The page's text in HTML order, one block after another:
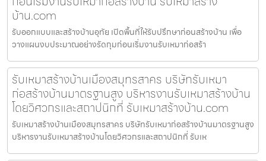
บ้าน.com
รับออกแบบและสร้างบ้านอุทัย เปิดพื้นที่ให้รับปรึกษาก่อนสร้างบ้าน เพื่อ
วางแผนงบประมาณอย่างรัดกุมก่อนเริ่มงานรับเหมาก่อสร้า
รับเหมาสร้างบ้านเมืองสมุทรสาคร บริษัทรับเหมา
ก่อสร้างบ้านมาตรฐานสูง บริหารงานรับเหมาสร้างบ้าน
โดยวิศวกรและสถาปนิกที่ รับเหมาสร้างบ้าน.com
รับเหมาสร้างบ้านเมืองสมุทรสาคร บริษัทรับเหมาก่อสร้างบ้านมาตรฐานสูง
บริหารงานรับเหมาสร้างบ้านโดยวิศวกรและสถาปนิกที่ รับเห